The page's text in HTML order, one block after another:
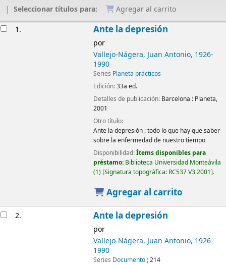
Seleccionar títulos para:
Agregar al carrito
1. Ante la depresión
por
Vallejo-Nágera, Juan Antonio, 1926-
1990
Series Planeta prácticos
Edición:33a ed.
Detalles de publicación: Barcelona : Planeta,
2001
Otro título:
Ante la depresión : todo lo que hay que saber
sobre la enfermedad de nuestro tiempo
Disponibilidad:Ítems disponibles para
préstamo: Biblioteca Universidad Monteávila
(1) Signatura topográfica: RC537 V3 2001 .
Agregar al carrito
2. Ante la depresión
por
Vallejo-Nágera, Juan Antonio, 1926-
1990
Series Documento; 214